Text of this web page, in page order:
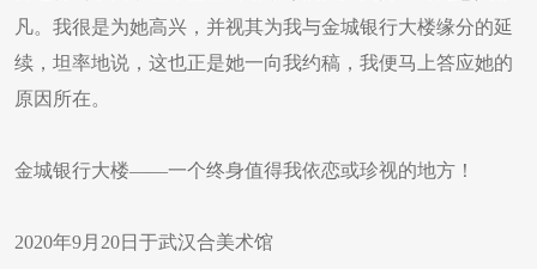
凡。我很是为她高兴，并视其为我与金城银行大楼缘分的延
续，坦率地说，这也正是她一向我约稿，我便马上答应她的
原因所在。
金城银行大楼——一个终身值得我依恋或珍视的地方！
2020年9月20日于武汉合美术馆